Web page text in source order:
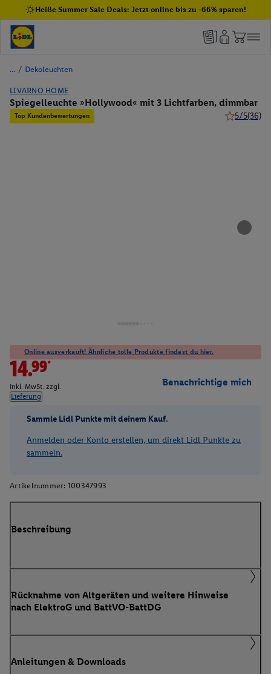
Heiße Summer Sale Deals: Jetzt online bis zu -66% sparen!
/ Dekoleuchten
LIVARNO HOME
Spiegelleuchte »Hollywood« mit 3 Lichtfarben, dimmbar
Top Kundenbewertungen 5/5(36)
Online ausverkauft! Ähnliche tolle Produkte findest du hier.
14.99*
inkl. MwSt. zzgl.
Lieferung
Benachrichtige mich
Sammle Lidl Punkte mit deinem Kauf.
Anmelden oder Konto erstellen, um direkt Lidl Punkte zu
sammeln.
Artikelnummer: 100347993
Beschreibung
Rücknahme von Altgeräten und weitere Hinweise
nach ElektroG und BattVO-BattDG
Anleitungen & Downloads